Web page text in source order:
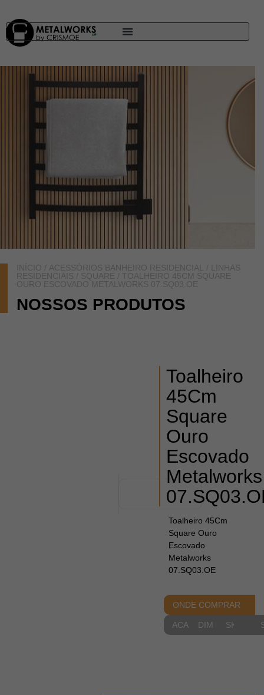
INÍCIO / ACESSÓRIOS BANHEIRO RESIDENCIAL /
LINHAS
RESIDENCIAIS / SQUARE / TOALHEIRO 45CM SQUARE
OURO ESCOVADO METALWORKS 07.SQ03.OE
NOSSOS PRODUTOS
Toalheiro
45Cm
Square
Ouro
Escovado
Metalworks
Toalheiro 45Cm
Square Ouro
Escovado
Metalworks
07.SQ03.OE
ONDE COMPRAR
ACABAMENTOS
DIMENSIONAIS